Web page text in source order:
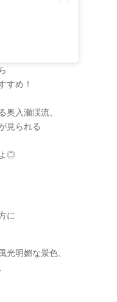
すめ！
奥入瀬渓流、
見られる
よ◎
に
光明媚な景色、